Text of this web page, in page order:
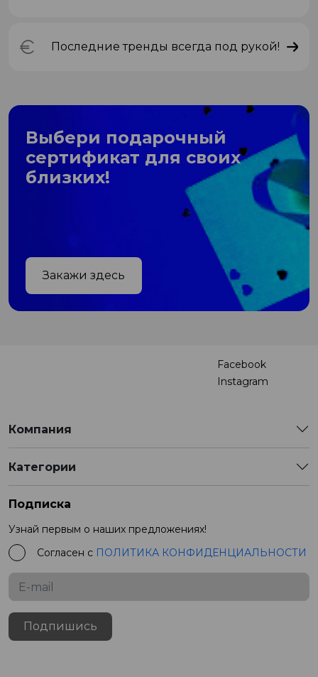
Последние тренды всегда под рукой!
Выбери подарочный
сертификат для своих
близких!
Закажи здесь
Facebook
Instagram
Компания
Категории
Подписка
Узнай первым о наших предложениях!
Согласен с ПОЛИТИКА КОНФИДЕНЦИАЛЬНОСТИ
Подпишись